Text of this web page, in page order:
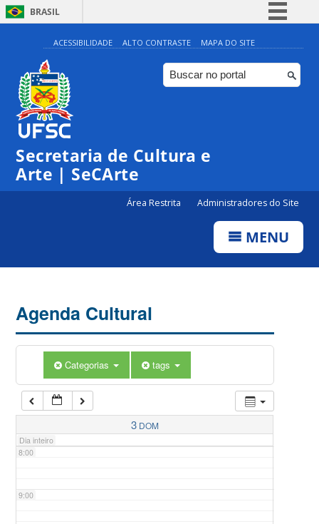
BRASIL
Simplifique!
Comunica BR
Participe
ACESSIBILIDADE ALTO CONTRASTE MAPA DO SITE
Secretaria de Cultura e
Arte | SeCArte
Área Restrita Administradores do Site
MENU
Agenda Cultural
Categorias tags
3 DOM
Dia inteiro
0:00
1:00
5:00
7:00
8:00
9:00